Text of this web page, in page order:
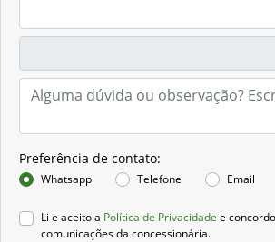
Preferência de contato:
Whatsapp Telefone Email
Li e aceito a Política de Privacidade e
comunicações da concessionária.